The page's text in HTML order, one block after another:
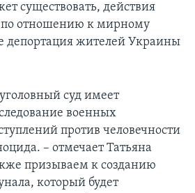
существовать, действия
по отношению к мирному
депортация жителей Украины
суд имеет
военных
против человечности
– отмечает Татьяна
призываем к созданию
который будет